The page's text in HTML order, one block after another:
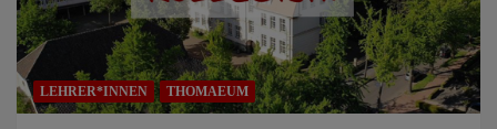
LEHRER*INNEN THOMAEUM